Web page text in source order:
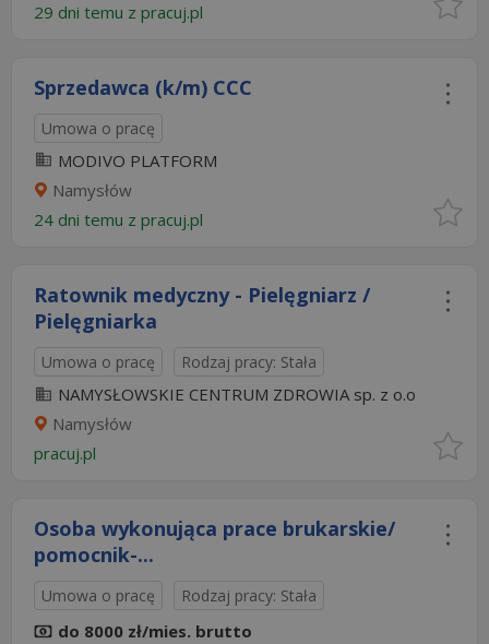
29 dni temu z pracuj.pl
Sprzedawca (k/m) CCC
Umowa o pracę
MODIVO PLATFORM
Namysłów
24 dni temu z pracuj.pl
Ratownik medyczny - Pielęgniarz /
Pielęgniarka
Umowa o pracę Rodzaj pracy: Stała
NAMYSŁOWSKIE CENTRUM ZDROWIA sp. z o.o
Namysłów
pracuj.pl
Osoba wykonująca prace brukarskie/
pomocnik-...
Umowa o pracę Rodzaj pracy: Stała
do 8000 zł/mies. brutto